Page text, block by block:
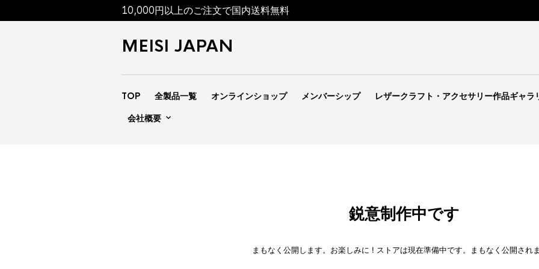
10,000円以上のご注文で国内送料無料
MEISI JAPAN
TOP 全製品一覧 オンラインショップ メンバーシップ レザークラフト・アクセサリー作品ギャラ
会社概要
鋭意制作中です
まもなく公開します。お楽しみに ! ストアは現在準備中です。まもなく公開され